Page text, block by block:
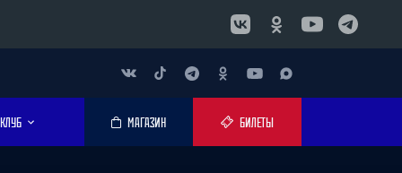
КЛУБ МАГАЗИН БИЛЕТЫ